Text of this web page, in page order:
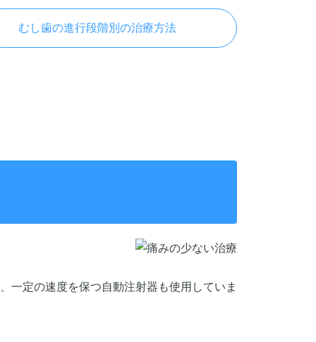
むし歯の進行段階別の治療方法
一定の速度を保つ自動注射器も使用していま